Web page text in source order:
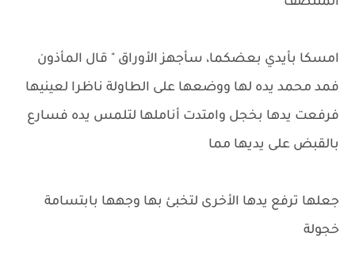
امسكا بأيدي بعضكما، سأجهز الأوراق " قال المأذون
فمد محمد يده لها ووضعها على الطاولة ناظرا لعينيها
فرفعت يدها بخجل وامتدت أناملها لتلمس يده فسارع
بالقبض على يديها مما
جعلها ترفع يدها الأخرى لتخبئ بها وجهها بابتسامة
خجولة